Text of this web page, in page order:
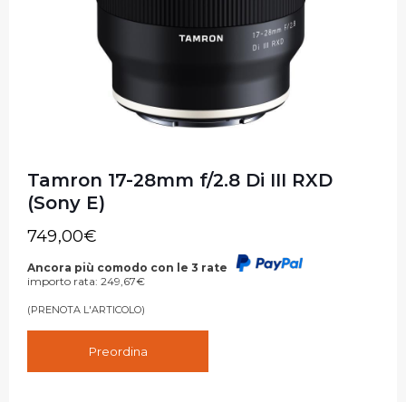
Tamron 17-28mm f/2.8 Di III RXD
(Sony E)
749,00€
Ancora più comodo con le 3 rate
importo rata: 249,67€
(PRENOTA L'ARTICOLO)
Preordina